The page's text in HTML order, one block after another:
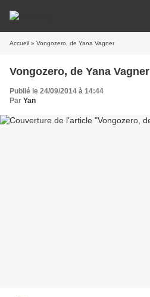
Accueil » Vongozero, de Yana Vagner
Vongozero, de Yana Vagner
Publié le 24/09/2014 à 14:44
Par Yan